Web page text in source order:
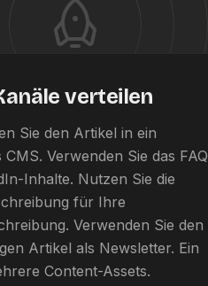
verteilen
Sie den Artikel in ein
CMS. Verwenden Sie das FAQ
Inhalte. Nutzen Sie die
für Ihre
Verwenden Sie den
Artikel als Newsletter. Ein
Content-Assets.